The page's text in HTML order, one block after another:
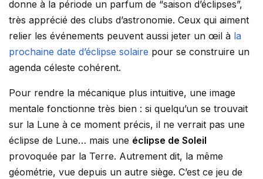
donne à la période un parfum de “saison d’éclipses”,
très apprécié des clubs d’astronomie. Ceux qui aiment
relier les événements peuvent aussi jeter un œil à la
prochaine date d’éclipse solaire pour se construire un
agenda céleste cohérent.
Pour rendre la mécanique plus intuitive, une image
mentale fonctionne très bien : si quelqu’un se trouvait
sur la Lune à ce moment précis, il ne verrait pas une
éclipse de Lune… mais une éclipse de Soleil
provoquée par la Terre. Autrement dit, la même
géométrie, vue depuis un autre siège. C’est ce jeu de